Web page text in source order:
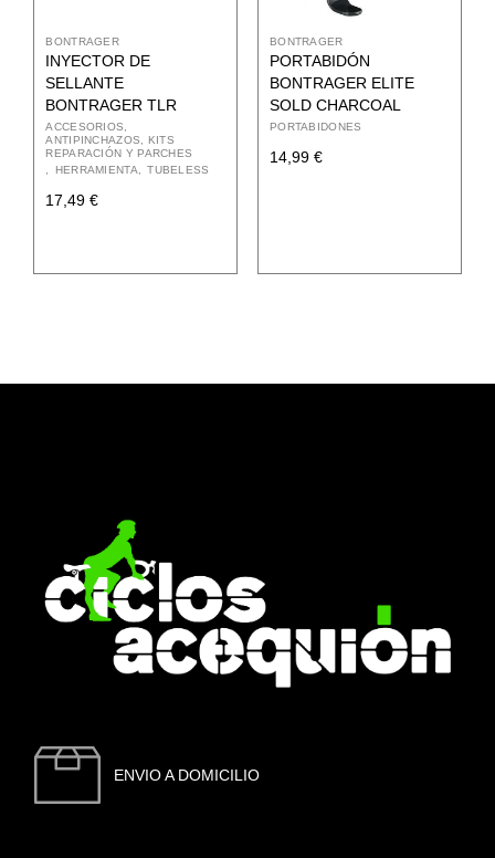
BONTRAGER
INYECTOR DE
SELLANTE
BONTRAGER TLR
ACCESORIOS
ANTIPINCHAZOS, KITS
REPARACIÓN Y PARCHES
HERRAMIENTA
TUBELESS
17,49€
BONTRAGER
PORTABIDÓN
BONTRAGER ELITE
SOLD CHARCOAL
PORTABIDONES
14,99 €
ENVIO A DOMICILIO